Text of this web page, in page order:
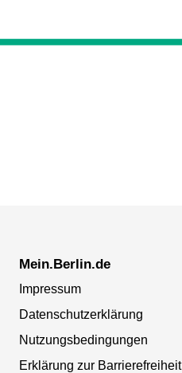
Mein.Berlin.de
Impressum
Datenschutzerklärung
Nutzungsbedingungen
Erklärung zur Barrierefreiheit